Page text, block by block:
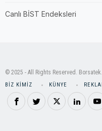
Canlı BİST Endeksleri
© 2025 - All Rights Reserved.
BIZ KIMIZ KÜNYE